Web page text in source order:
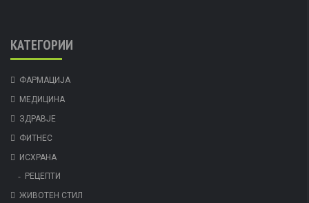
КАТЕГОРИИ
ФАРМАЦИЈА
МЕДИЦИНА
ЗДРАВЈЕ
ФИТНЕС
ИСХРАНА
РЕЦЕПТИ
ЖИВОТЕН СТИЛ